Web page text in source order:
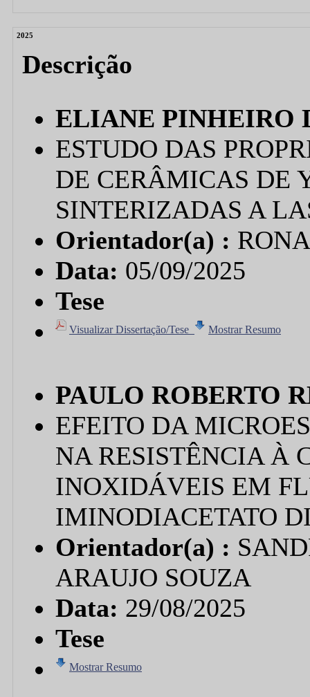
2025
Descrição
ELIANE PINHEIRO
ESTUDO DAS
DE CERÂMICAS DE
SINTERIZADAS A
Orientador(a) :
Data: 05/09/2025
Tese
Visualizar Dissertação/Tese Mostrar Resumo
PAULO ROBERTO
EFEITO DA
NA RESISTÊNCIA À
INOXIDÁVEIS EM
IMINODIACETATO
Orientador(a) :
ARAUJO SOUZA
Data: 29/08/2025
Tese
Mostrar Resumo